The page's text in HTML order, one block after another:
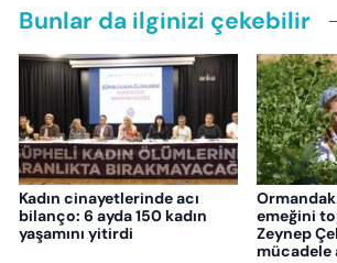
Bunlar da ilginizi çekebilir
Kadın cinayetlerinde acı
bilanço: 6 ayda 150 kadın
yaşamını yitirdi
emeğini
Zeynep
mücadele